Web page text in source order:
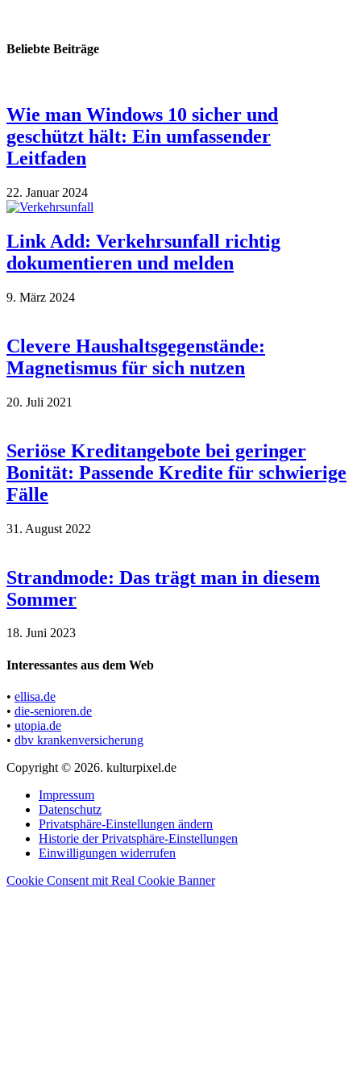
Beliebte Beiträge
Wie man Windows 10 sicher und
geschützt hält: Ein umfassender
Leitfaden
22. Januar 2024
Link Add: Verkehrsunfall richtig
dokumentieren und melden
9. März 2024
Clevere Haushaltsgegenstände:
Magnetismus für sich nutzen
20. Juli 2021
Seriöse Kreditangebote bei geringer
Bonität: Passende Kredite für schwierige
Fälle
31. August 2022
Strandmode: Das trägt man in diesem
Sommer
18. Juni 2023
Interessantes aus dem Web
• ellisa.de
• die-senioren.de
• utopia.de
• dbv krankenversicherung
Copyright © 2026. kulturpixel.de
Impressum
Datenschutz
Privatsphäre-Einstellungen ändern
Historie der Privatsphäre-Einstellungen
Einwilligungen widerrufen
Cookie Consent mit Real Cookie Banner